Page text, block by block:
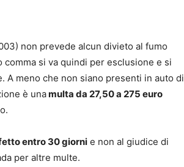
non prevede alcun divieto al fumo
si va quindi per esclusione e si
A meno che non siano presenti in auto di
è unamulta da 27,50 a 275 euro
entro 30 giorni e non al giudice di
per altre multe.